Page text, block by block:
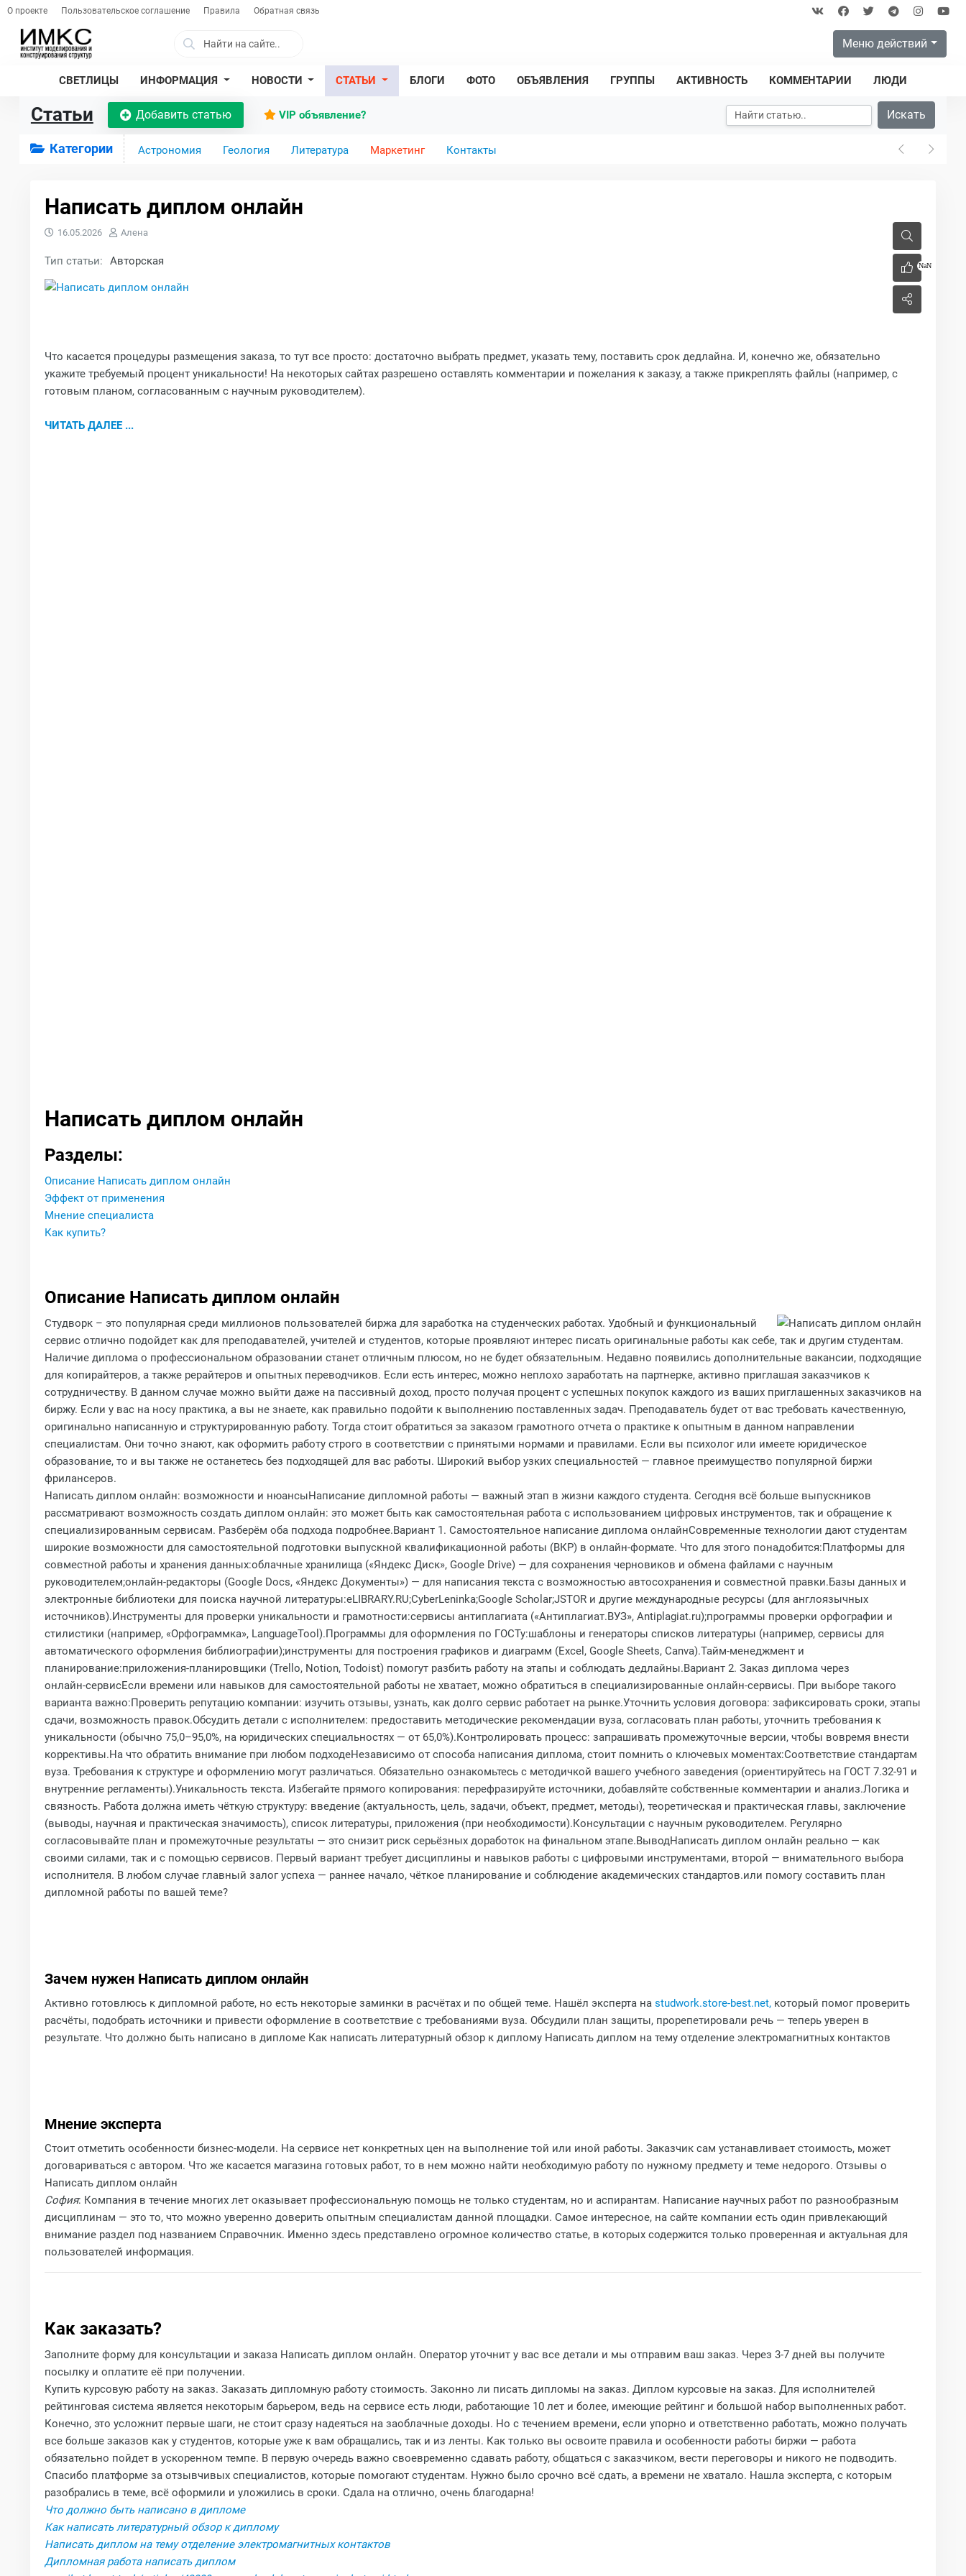
О проекте Пользовательское соглашение Правила Обратная связь
Меню действий
СВЕТЛИЦЫ ИНФОРМАЦИЯ НОВОСТИ СТАТЬИ БЛОГИ ФОТО ОБЪЯВЛЕНИЯ ГРУППЫ АКТИВНОСТЬ КОММЕНТАРИИ ЛЮДИ
Статьи Добавить статью VIP объявление? Искать
Категории Астрономия Геология Литература Маркетинг Контакты
Написать диплом онлайн
NaN
16.05.2026 Алена
Тип статьи: Авторская
Что касается процедуры размещения заказа, то тут все просто: достаточно выбрать предмет, указать тему, поставить срок дедлайна. И, конечно же, обязательно
укажите требуемый процент уникальности! На некоторых сайтах разрешено оставлять комментарии и пожелания к заказу, а также прикреплять файлы (например, с
готовым планом, согласованным с научным руководителем).
ЧИТАТЬ ДАЛЕЕ ...
Написать диплом онлайн
Разделы:
Описание Написать диплом онлайн
Эффект от применения
Мнение специалиста
Как купить?
Описание Написать диплом онлайн
Студворк – это популярная среди миллионов пользователей биржа для заработка на студенческих работах. Удобный и функциональный
сервис отлично подойдет как для преподавателей, учителей и студентов, которые проявляют интерес писать оригинальные работы как себе, так и другим студентам.
Наличие диплома о профессиональном образовании станет отличным плюсом, но не будет обязательным. Недавно появились дополнительные вакансии, подходящие
для копирайтеров, а также рерайтеров и опытных переводчиков. Если есть интерес, можно неплохо заработать на партнерке, активно приглашая заказчиков к
сотрудничеству. В данном случае можно выйти даже на пассивный доход, просто получая процент с успешных покупок каждого из ваших приглашенных заказчиков на
биржу. Если у вас на носу практика, а вы не знаете, как правильно подойти к выполнению поставленных задач. Преподаватель будет от вас требовать качественную,
оригинально написанную и структурированную работу. Тогда стоит обратиться за заказом грамотного отчета о практике к опытным в данном направлении
специалистам. Они точно знают, как оформить работу строго в соответствии с принятыми нормами и правилами. Если вы психолог или имеете юридическое
образование, то и вы также не останетесь без подходящей для вас работы. Широкий выбор узких специальностей — главное преимущество популярной биржи
фрилансеров.
Написать диплом онлайн: возможности и нюансыНаписание дипломной работы — важный этап в жизни каждого студента. Сегодня всё больше выпускников
рассматривают возможность создать диплом онлайн: это может быть как самостоятельная работа с использованием цифровых инструментов, так и обращение к
специализированным сервисам. Разберём оба подхода подробнее.Вариант 1. Самостоятельное написание диплома онлайнСовременные технологии дают студентам
широкие возможности для самостоятельной подготовки выпускной квалификационной работы (ВКР) в онлайн‑формате. Что для этого понадобится:Платформы для
совместной работы и хранения данных:облачные хранилища («Яндекс Диск», Google Drive) — для сохранения черновиков и обмена файлами с научным
руководителем;онлайн‑редакторы (Google Docs, «Яндекс Документы») — для написания текста с возможностью автосохранения и совместной правки.Базы данных и
электронные библиотеки для поиска научной литературы:eLIBRARY.RU;CyberLeninka;Google Scholar;JSTOR и другие международные ресурсы (для англоязычных
источников).Инструменты для проверки уникальности и грамотности:сервисы антиплагиата («Антиплагиат.ВУЗ», Antiplagiat.ru);программы проверки орфографии и
стилистики (например, «Орфограммка», LanguageTool).Программы для оформления по ГОСТу:шаблоны и генераторы списков литературы (например, сервисы для
автоматического оформления библиографии);инструменты для построения графиков и диаграмм (Excel, Google Sheets, Canva).Тайм‑менеджмент и
планирование:приложения‑планировщики (Trello, Notion, Todoist) помогут разбить работу на этапы и соблюдать дедлайны.Вариант 2. Заказ диплома через
онлайн‑сервисЕсли времени или навыков для самостоятельной работы не хватает, можно обратиться в специализированные онлайн‑сервисы. При выборе такого
варианта важно:Проверить репутацию компании: изучить отзывы, узнать, как долго сервис работает на рынке.Уточнить условия договора: зафиксировать сроки, этапы
сдачи, возможность правок.Обсудить детали с исполнителем: предоставить методические рекомендации вуза, согласовать план работы, уточнить требования к
уникальности (обычно 75,0–95,0%, на юридических специальностях — от 65,0%).Контролировать процесс: запрашивать промежуточные версии, чтобы вовремя внести
коррективы.На что обратить внимание при любом подходеНезависимо от способа написания диплома, стоит помнить о ключевых моментах:Соответствие стандартам
вуза. Требования к структуре и оформлению могут различаться. Обязательно ознакомьтесь с методичкой вашего учебного заведения (ориентируйтесь на ГОСТ 7.32‑91 и
внутренние регламенты).Уникальность текста. Избегайте прямого копирования: перефразируйте источники, добавляйте собственные комментарии и анализ.Логика и
связность. Работа должна иметь чёткую структуру: введение (актуальность, цель, задачи, объект, предмет, методы), теоретическая и практическая главы, заключение
(выводы, научная и практическая значимость), список литературы, приложения (при необходимости).Консультации с научным руководителем. Регулярно
согласовывайте план и промежуточные результаты — это снизит риск серьёзных доработок на финальном этапе.ВыводНаписать диплом онлайн реально — как
своими силами, так и с помощью сервисов. Первый вариант требует дисциплины и навыков работы с цифровыми инструментами, второй — внимательного выбора
исполнителя. В любом случае главный залог успеха — раннее начало, чёткое планирование и соблюдение академических стандартов.или помогу составить план
дипломной работы по вашей теме?
Зачем нужен Написать диплом онлайн
Активно готовлюсь к дипломной работе, но есть некоторые заминки в расчётах и по общей теме. Нашёл эксперта на studwork.store-best.net,который помог проверить
расчёты, подобрать источники и привести оформление в соответствие с требованиями вуза. Обсудили план защиты, прорепетировали речь — теперь уверен в
результате. Что должно быть написано в дипломе Как написать литературный обзор к диплому Написать диплом на тему отделение электромагнитных контактов
Мнение эксперта
Стоит отметить особенности бизнес-модели. На сервисе нет конкретных цен на выполнение той или иной работы. Заказчик сам устанавливает стоимость, может
договариваться с автором. Что же касается магазина готовых работ, то в нем можно найти необходимую работу по нужному предмету и теме недорого. Отзывы о
Написать диплом онлайн
София: Компания в течение многих лет оказывает профессиональную помощь не только студентам, но и аспирантам. Написание научных работ по разнообразным
дисциплинам — это то, что можно уверенно доверить опытным специалистам данной площадки. Самое интересное, на сайте компании есть один привлекающий
внимание раздел под названием Справочник. Именно здесь представлено огромное количество статье, в которых содержится только проверенная и актуальная для
пользователей информация.
Как заказать?
Заполните форму для консультации и заказа Написать диплом онлайн. Оператор уточнит у вас все детали и мы отправим ваш заказ. Через 3-7 дней вы получите
посылку и оплатите её при получении.
Купить курсовую работу на заказ. Заказать дипломную работу стоимость. Законно ли писать дипломы на заказ. Диплом курсовые на заказ. Для исполнителей
рейтинговая система является некоторым барьером, ведь на сервисе есть люди, работающие 10 лет и более, имеющие рейтинг и большой набор выполненных работ.
Конечно, это усложнит первые шаги, не стоит сразу надеяться на заоблачные доходы. Но с течением времени, если упорно и ответственно работать, можно получать
все больше заказов как у студентов, которые уже к вам обращались, так и из ленты. Как только вы освоите правила и особенности работы биржи — работа
обязательно пойдет в ускоренном темпе. В первую очередь важно своевременно сдавать работу, общаться с заказчиком, вести переговоры и никого не подводить.
Спасибо платформе за отзывчивых специалистов, которые помогают студентам. Нужно было срочно всё сдать, а времени не хватало. Нашла эксперта, с которым
разобрались в теме, всё оформили и уложились в сроки. Сдала на отлично, очень благодарна!
Что должно быть написано в дипломе
Как написать литературный обзор к диплому
Написать диплом на тему отделение электромагнитных контактов
Дипломная работа написать диплом